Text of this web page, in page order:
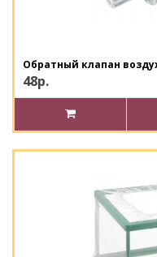
Обратный клапан
48р.